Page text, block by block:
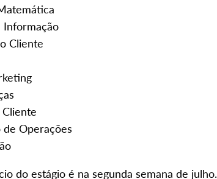
Informação
Cliente
Operações
do estágio é na segunda semana de julho.